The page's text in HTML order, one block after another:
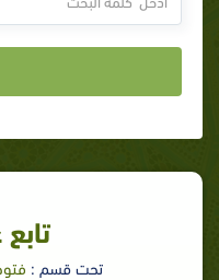
تحت قسم :